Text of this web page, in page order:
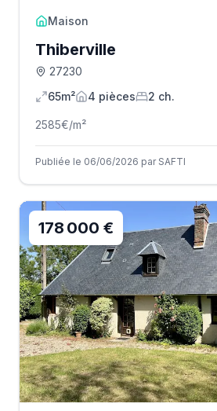
Maison
Thiberville
27230
65m²
4 pièces 2 ch.
2585€/m²
Publiée le 06/06/2026 par SAFTI
178 000 €